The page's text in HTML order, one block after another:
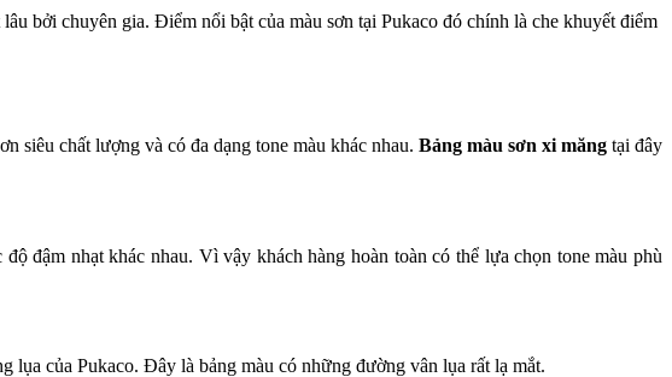
bởi chuyên gia. Điểm nổi bật của màu sơn tại Pukaco đó chính là che khuyết điểm
siêu chất lượng và có đa dạng tone màu khác nhau. Bảng màu sơn xi măng tại đây
đậm nhạt khác nhau. Vì vậy khách hàng hoàn toàn có thể lựa chọn tone màu phù
lụa của Pukaco. Đây là bảng màu có những đường vân lụa rất lạ mắt.